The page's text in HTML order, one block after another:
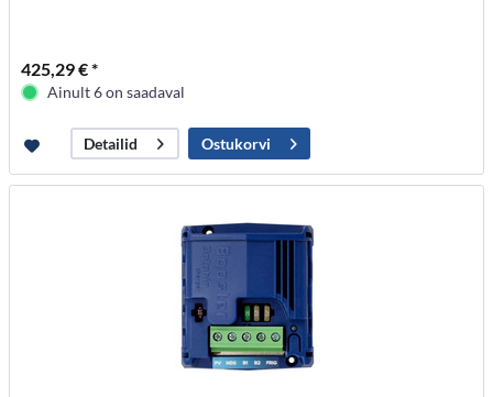
425,29 € *
Ainult 6 on saadaval
Detailid Ostukorvi